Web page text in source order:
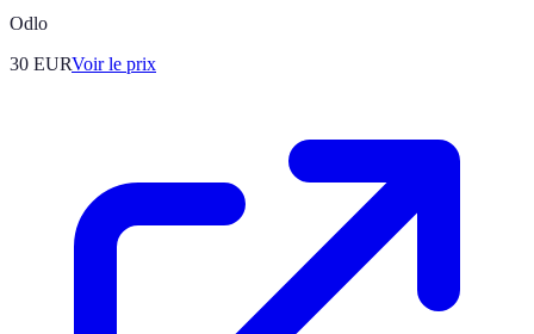
Odlo
30 EURVoir le prix